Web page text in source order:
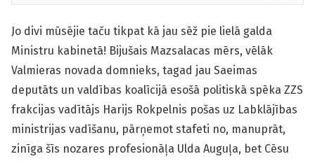
Jo divi mūsējie taču tikpat kā jau sēž pie lielā galda
Ministru kabinetā! Bijušais Mazsalacas mērs, vēlāk
Valmieras novada domnieks, tagad jau Saeimas
deputāts un valdības koalīcijā esošā politiskā spēka ZZS
frakcijas vadītājs Harijs Rokpelnis pošas uz Labklājības
ministrijas vadīšanu, pārņemot stafeti no, manuprāt,
zinīga šīs nozares profesionāļa Ulda Auguļa, bet Cēsu